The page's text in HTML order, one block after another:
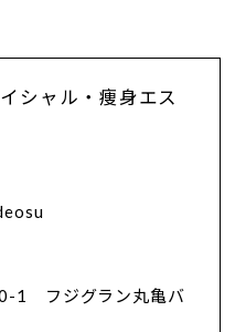
シャル・痩身エス
1 フジグラン丸亀バ